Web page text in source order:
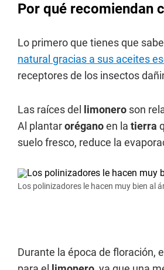
Por qué recomiendan
Lo primero que tienes que
natural gracias a sus aceites
receptores de los insectos
Las raíces del limonero son
Al plantaroréganoen la tierra
suelo fresco, reduce la
Los polinizadores le hacen muy bien al
Durante la época de floración, el